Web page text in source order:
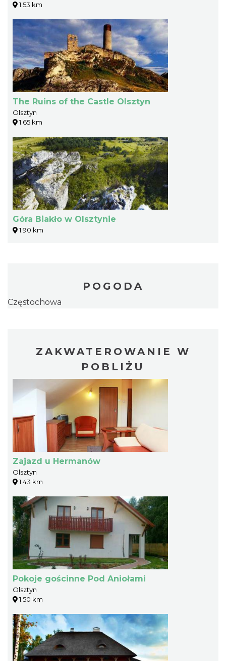
1.53 km
The Ruins of the Castle Olsztyn
Olsztyn
1.65 km
Góra Biakło w Olsztynie
1.90 km
POGODA
Częstochowa
ZAKWATEROWANIE W
POBLIŻU
Zajazd u Hermanów
Olsztyn
1.43 km
Pokoje gościnne Pod Aniołami
Olsztyn
1.50 km